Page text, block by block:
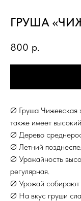
ГРУША
800 р.
Ø Груша Чижевская
также имеет
Ø Дерево
Ø Летний
Ø Урожайность
регулярная.
Ø Урожай собирают
Ø На вкус груши